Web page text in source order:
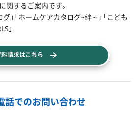
関するご案内です。
」「ホームケアカタログ~絆～」「こども
」
料請求はこちら
話でのお問い合わせ